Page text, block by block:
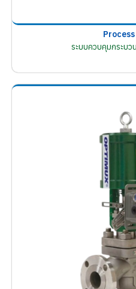
ระบบควบคุมกระบว